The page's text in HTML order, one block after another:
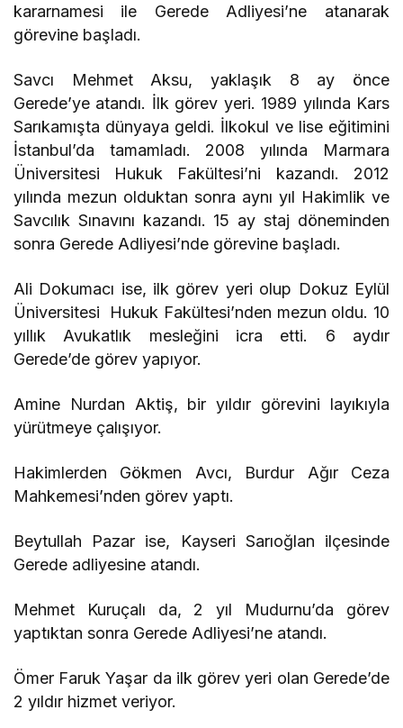
kararnamesi ile Gerede Adliyesi’ne atanarak
görevine başladı.
Savcı Mehmet Aksu, yaklaşık 8 ay önce
Gerede’ye atandı. İlk görev yeri. 1989 yılında Kars
Sarıkamışta dünyaya geldi. İlkokul ve lise eğitimini
İstanbul’da tamamladı. 2008 yılında Marmara
Üniversitesi Hukuk Fakültesi’ni kazandı. 2012
yılında mezun olduktan sonra aynı yıl Hakimlik ve
Savcılık Sınavını kazandı. 15 ay staj döneminden
sonra Gerede Adliyesi’nde görevine başladı.
Ali Dokumacı ise, ilk görev yeri olup Dokuz Eylül
Üniversitesi Hukuk Fakültesi’nden mezun oldu. 10
yıllık Avukatlık mesleğini icra etti. 6 aydır
Gerede’de görev yapıyor.
Amine Nurdan Aktiş, bir yıldır görevini layıkıyla
yürütmeye çalışıyor.
Hakimlerden Gökmen Avcı, Burdur Ağır Ceza
Mahkemesi’nden görev yaptı.
Beytullah Pazar ise, Kayseri Sarıoğlan ilçesinde
Gerede adliyesine atandı.
Mehmet Kuruçalı da, 2 yıl Mudurnu’da görev
yaptıktan sonra Gerede Adliyesi’ne atandı.
Ömer Faruk Yaşar da ilk görev yeri olan Gerede’de
2 yıldır hizmet veriyor.